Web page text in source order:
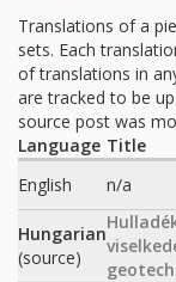
Translations of a
sets. Each
of translations in
are tracked to be
source post was
Language Title
English
n/a
Hungarian
(source)